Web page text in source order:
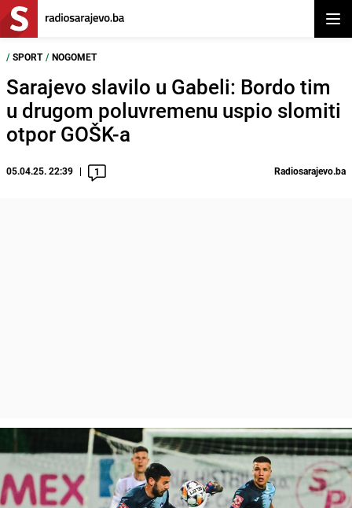
/ SPORT / NOGOMET
Sarajevo slavilo u Gabeli: Bordo tim
u drugom poluvremenu uspio slomiti
otpor GOŠK-a
05.04.25. 22:39 1 Radiosarajevo.ba